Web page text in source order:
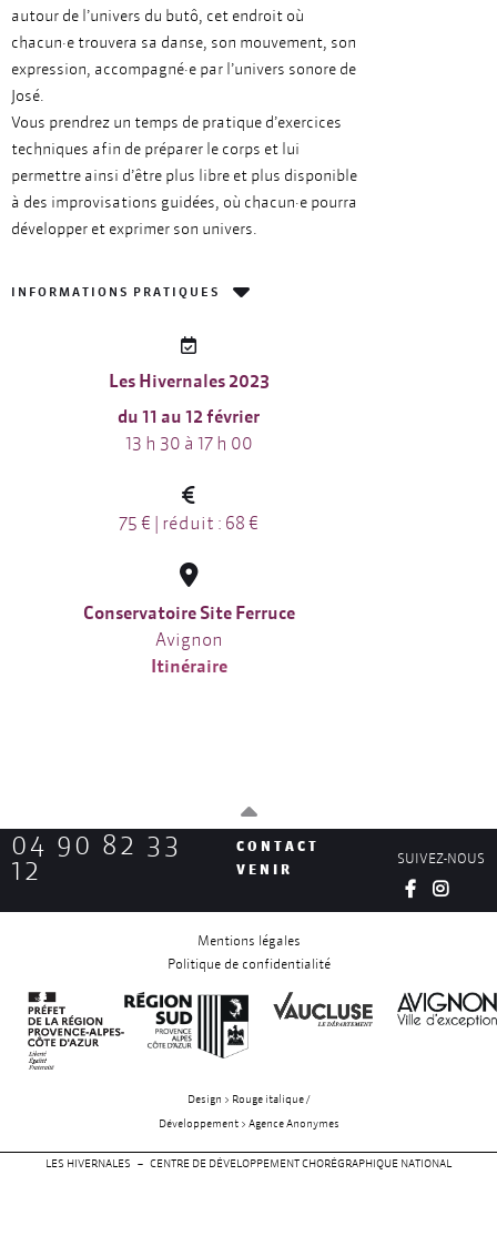
autour de l’univers du butô, cet endroit où
chacun·e trouvera sa danse, son mouvement, son
expression, accompagné·e par l’univers sonore de
José.
Vous prendrez un temps de pratique d’exercices
techniques afin de préparer le corps et lui
permettre ainsi d’être plus libre et plus disponible
à des improvisations guidées, où chacun·e pourra
développer et exprimer son univers.
INFORMATIONS PRATIQUES
Les Hivernales 2023
du 11 au 12 février
13 h 30 à 17 h 00
75 € | réduit : 68 €
Conservatoire Site Ferruce
Avignon
Itinéraire
04 90 82 33
12
CONTACT
VENIR
SUIVEZ-NOUS
Mentions légales
Politique de confidentialité
Design > Rouge italique /
Développement > Agence Anonymes
LES HIVERNALES – CENTRE DE DÉVELOPPEMENT CHORÉGRAPHIQUE NATIONAL